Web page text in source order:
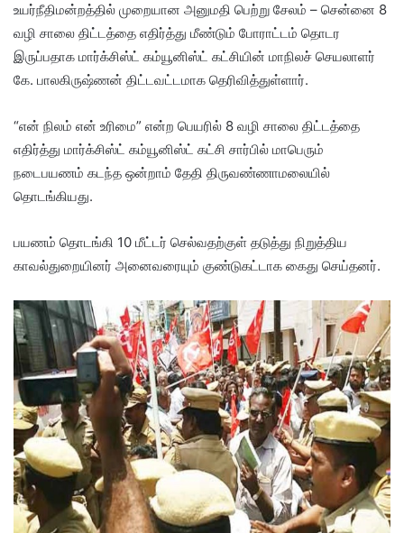
உயர்நீதிமன்றத்தில் முறையான அனுமதி பெற்று சேலம் – சென்னை 8
வழி சாலை திட்டத்தை எதிர்த்து மீண்டும் போராட்டம் தொடர
இருப்பதாக மார்க்சிஸ்ட் கம்யூனிஸ்ட் கட்சியின் மாநிலச் செயலாளர்
கே. பாலகிருஷ்ணன் திட்டவட்டமாக தெரிவித்துள்ளார்.
“என் நிலம் என் உரிமை” என்ற பெயரில் 8 வழி சாலை திட்டத்தை
எதிர்த்து மார்க்சிஸ்ட் கம்யூனிஸ்ட் கட்சி சார்பில் மாபெரும்
நடைபயணம் கடந்த ஒன்றாம் தேதி திருவண்ணாமலையில்
தொடங்கியது.
பயணம் தொடங்கி 10 மீட்டர் செல்வதற்குள் தடுத்து நிறுத்திய
காவல்துறையினர் அனைவரையும் குண்டுகட்டாக கைது செய்தனர்.